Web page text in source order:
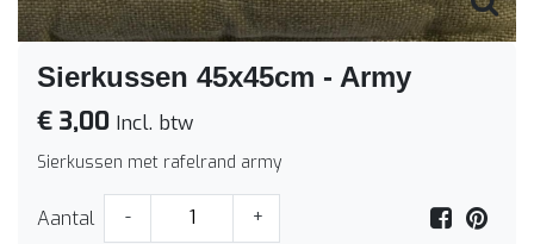
Sierkussen 45x45cm - Army
€ 3,00 Incl. btw
Sierkussen met rafelrand army
Aantal - +